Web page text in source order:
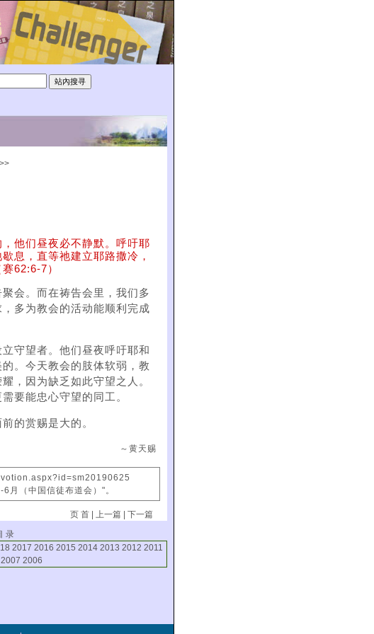
他们昼夜必不静默。呼吁耶
息，直等祂建立耶路撒冷，
62:6-7）
会。而在祷告会里，我们多
多为教会的活动能顺利完成
守望者。他们昼夜呼吁耶和
。今天教会的肢体软弱，教
，因为缺乏如此守望之人。
要能忠心守望的同工。
的赏赐是大的。
～黄天赐
月（中国信徒布道会）"。
页 首 |上一篇 |下一篇
录
2017 2016 2015 2014 2013 2012 2011
2007 2006